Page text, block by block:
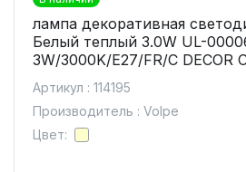
лампа декоративная
Белый теплый 3.0W UL-
3W/3000K/E27/FR/С DECOR
Артикул : 114195
Производитель : Volpe
Цвет: